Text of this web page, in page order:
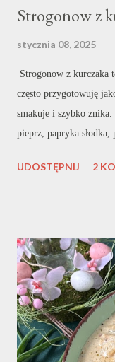
Strogonow z
stycznia 08, 2025
Strogonow z kurczaka
często przygotowuję
smakuje i szybko
pieprz, papryka słodka,
bulionu 1 mały
będę przygotowywać
z pokrojoną drobno
posypuję mąką,
Nam się zagęści. Po
Paprykę oraz ogórek
plastry. Całość
UDOSTĘPNIJ 2